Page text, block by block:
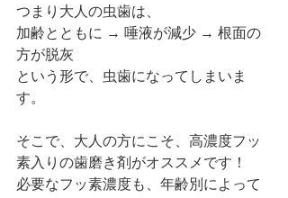
つまり大人の虫歯は、
加齢とともに → 唾液が減少 → 根面の
方が脱灰
という形で、虫歯になってしまいま
す。
そこで、大人の方にこそ、高濃度フッ
素入りの歯磨き剤がオススメです！
必要なフッ素濃度も、年齢別によって